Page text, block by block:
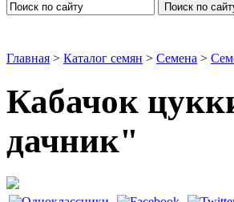
Поиск по
Главная > Каталог семян > Семена >
Кабачок
дачник"
Кабачки